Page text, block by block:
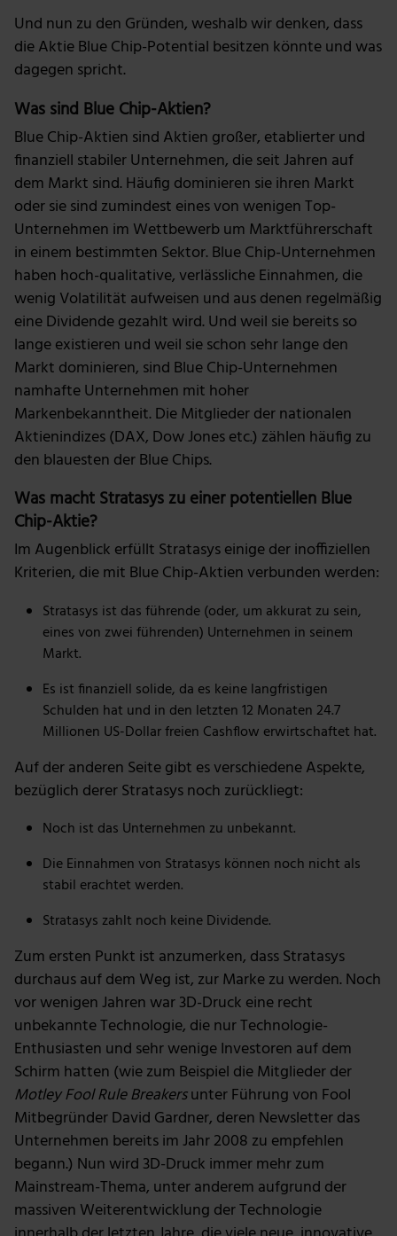
Und nun zu den Gründen, weshalb wir denken, dass
die Aktie Blue Chip-Potential besitzen könnte und was
dagegen spricht.
Was sind Blue Chip-Aktien?
Blue Chip-Aktien sind Aktien großer, etablierter und
finanziell stabiler Unternehmen, die seit Jahren auf
dem Markt sind. Häufig dominieren sie ihren Markt
oder sie sind zumindest eines von wenigen Top-
Unternehmen im Wettbewerb um Marktführerschaft
in einem bestimmten Sektor. Blue Chip-Unternehmen
haben hoch-qualitative, verlässliche Einnahmen, die
wenig Volatilität aufweisen und aus denen regelmäßig
eine Dividende gezahlt wird. Und weil sie bereits so
lange existieren und weil sie schon sehr lange den
Markt dominieren, sind Blue Chip-Unternehmen
namhafte Unternehmen mit hoher
Markenbekanntheit. Die Mitglieder der nationalen
Aktienindizes (DAX, Dow Jones etc.) zählen häufig zu
den blauesten der Blue Chips.
Was macht Stratasys zu einer potentiellen Blue
Chip-Aktie?
Im Augenblick erfüllt Stratasys einige der inoffiziellen
Kriterien, die mit Blue Chip-Aktien verbunden werden:
Stratasys ist das führende (oder, um akkurat zu sein,
eines von zwei führenden) Unternehmen in seinem
Markt.
Es ist finanziell solide, da es keine langfristigen
Schulden hat und in den letzten 12 Monaten 24.7
Millionen US-Dollar freien Cashflow erwirtschaftet hat.
Auf der anderen Seite gibt es verschiedene Aspekte,
bezüglich derer Stratasys noch zurückliegt:
Noch ist das Unternehmen zu unbekannt.
Die Einnahmen von Stratasys können noch nicht als
stabil erachtet werden.
Stratasys zahlt noch keine Dividende.
Zum ersten Punkt ist anzumerken, dass Stratasys
durchaus auf dem Weg ist, zur Marke zu werden. Noch
vor wenigen Jahren war 3D-Druck eine recht
unbekannte Technologie, die nur Technologie-
Enthusiasten und sehr wenige Investoren auf dem
Schirm hatten (wie zum Beispiel die Mitglieder der
Motley Fool Rule Breakersunter Führung von Fool
Mitbegründer David Gardner, deren Newsletter das
Unternehmen bereits im Jahr 2008 zu empfehlen
begann.) Nun wird 3D-Druck immer mehr zum
Mainstream-Thema, unter anderem aufgrund der
massiven Weiterentwicklung der Technologie